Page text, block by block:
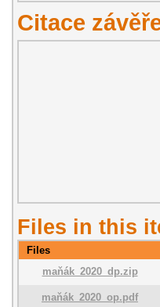
Citace
Files in this
Files
maňák_2020_dp.zip
maňák_2020_op.pdf